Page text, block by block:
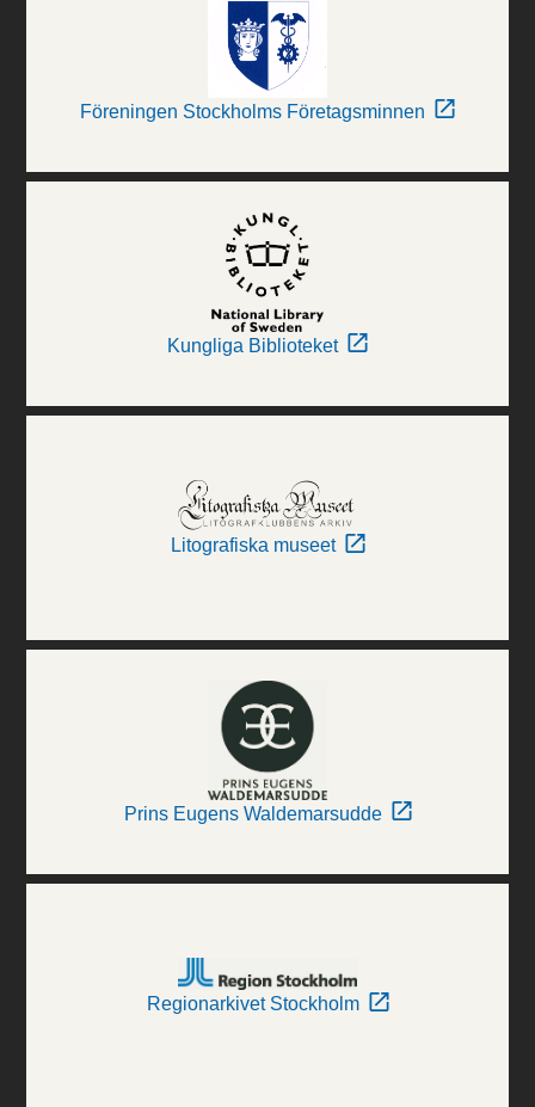
Föreningen Stockholms Företagsminnen
Kungliga Biblioteket
Litografiska museet
Prins Eugens Waldemarsudde
Regionarkivet Stockholm